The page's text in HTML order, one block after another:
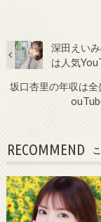
深田えい
は人気
坂口杏里の年収は
RECOMMEND